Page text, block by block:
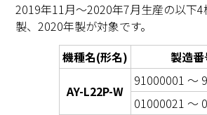
2019年11月～2020年7月生産の以
製、2020年製が対象です。
機種名(形名)
製造
AY-L22P-W
91000001 ～
01000021 ～